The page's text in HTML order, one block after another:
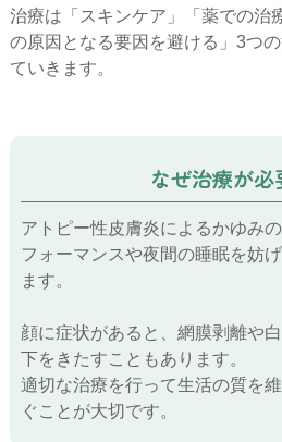
治療は「スキンケア」「薬での治
の原因となる要因を避ける」3つ
ていきます。
なぜ治療が必
アトピー性皮膚炎によるかゆみ
フォーマンスや夜間の睡眠を妨
ます。
顔に症状があると、網膜剥離や
下をきたすこともあります。
適切な治療を行って生活の質を
ぐことが大切です。